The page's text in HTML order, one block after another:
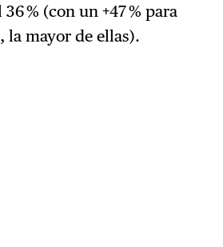
% (con un +47 % para
la mayor de ellas).